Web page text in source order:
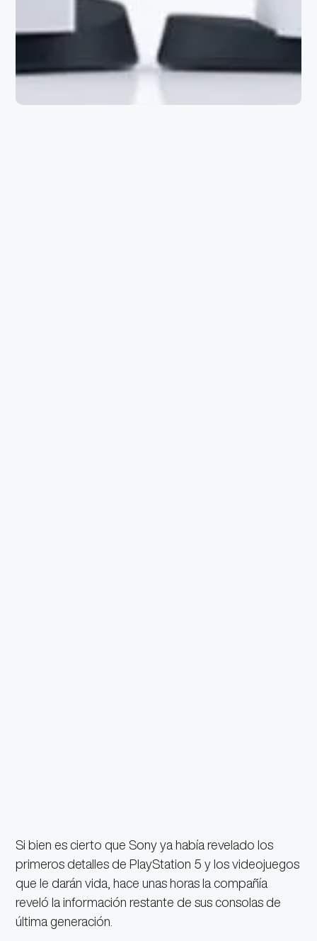
Si bien es cierto que Sony ya había revelado los
primeros detalles de PlayStation 5 y los videojuegos
que le darán vida, hace unas horas la compañía
reveló la información restante de sus consolas de
última generación.